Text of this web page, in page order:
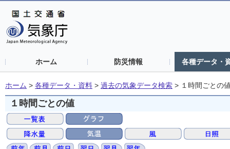
ホーム 防災情報 各種データ・
ホーム > 各種データ・資料 > 過去の気象データ検索 > １時間ごとの
１時間ごとの値